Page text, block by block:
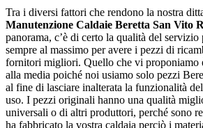
Tra i diversi fattori che rendono la nostra
Manutenzione Caldaie Beretta San Vito
panorama, c’è di certo la qualità del
sempre al massimo per avere i pezzi di
fornitori migliori. Quello che vi proponiamo
alla media poiché noi usiamo solo pezzi
al fine di lasciare inalterata la funzionalità
uso. I pezzi originali hanno una qualità
universali o di altri produttori, perché sono
ha fabbricato la vostra caldaia perciò i